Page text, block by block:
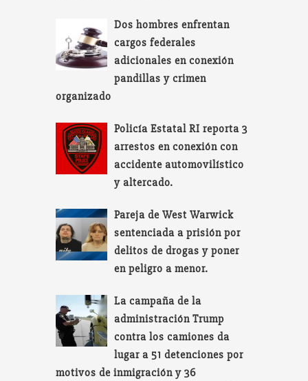
Dos hombres enfrentan
cargos federales
adicionales en conexión
pandillas y crimen
organizado
Policía Estatal RI reporta 3
arrestos en conexión con
accidente automovilístico
y altercado.
Pareja de West Warwick
sentenciada a prisión por
delitos de drogas y poner
en peligro a menor.
La campaña de la
administración Trump
contra los camiones da
lugar a 51 detenciones por
motivos de inmigración y 36